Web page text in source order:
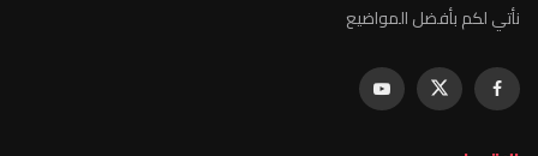
نأتي لكم بأفضل المواضيع